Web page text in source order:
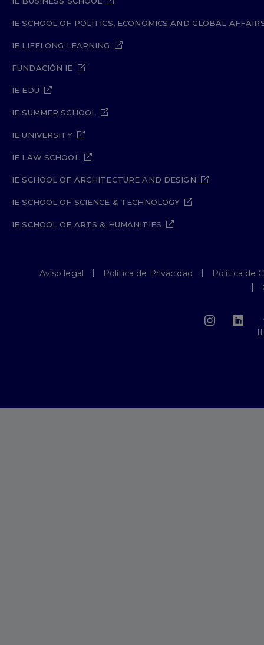
IE SCHOOL OF POLITICS, ECONOMICS AND GLOBAL
IE LIFELONG LEARNING
FUNDACIÓN IE
IE EDU
IE SUMMER SCHOOL
IE UNIVERSITY
IE LAW SCHOOL
IE SCHOOL OF ARCHITECTURE AND DESIGN
IE SCHOOL OF SCIENCE & TECHNOLOGY
IE SCHOOL OF ARTS & HUMANITIES
Aviso legal Política de Privacidad
Política de